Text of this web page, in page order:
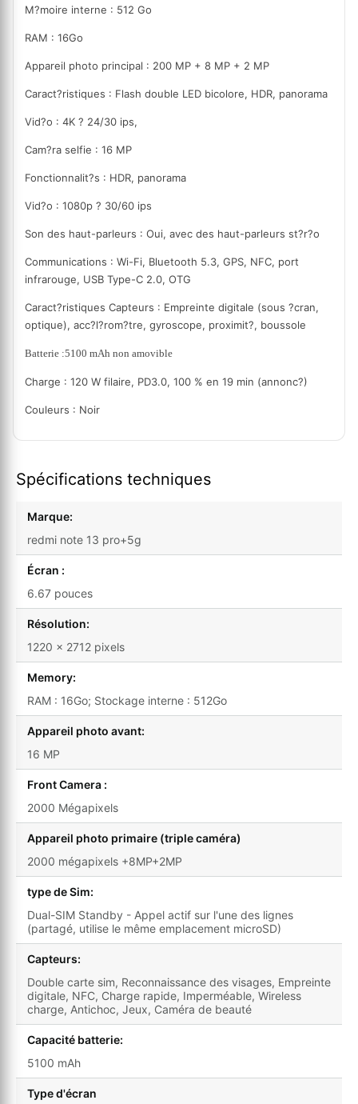
M?moire interne : 512 Go
RAM : 16Go
Appareil photo principal : 200 MP + 8 MP + 2 MP
Caract?ristiques : Flash double LED bicolore, HDR, panorama
Vid?o : 4K ? 24/30 ips,
Cam?ra selfie : 16 MP
Fonctionnalit?s : HDR, panorama
Vid?o : 1080p ? 30/60 ips
Son des haut-parleurs : Oui, avec des haut-parleurs st?r?o
Communications : Wi-Fi, Bluetooth 5.3, GPS, NFC, port
infrarouge, USB Type-C 2.0, OTG
Caract?ristiques Capteurs : Empreinte digitale (sous ?cran,
optique), acc?l?rom?tre, gyroscope, proximit?, boussole
Batterie :5100 mAh non amovible
Charge : 120 W filaire, PD3.0, 100 % en 19 min (annonc?)
Couleurs : Noir
Spécifications techniques
Marque:
redmi note 13 pro+5g
Écran :
6.67 pouces
Résolution:
1220 x 2712 pixels
Memory:
RAM : 16Go; Stockage interne : 512Go
Appareil photo avant:
16 MP
Front Camera :
2000 Mégapixels
Appareil photo primaire (triple caméra)
2000 mégapixels +8MP+2MP
type de Sim:
Dual-SIM Standby - Appel actif sur l'une des lignes
(partagé, utilise le même emplacement microSD)
Capteurs:
Double carte sim, Reconnaissance des visages, Empreinte
digitale, NFC, Charge rapide, Imperméable, Wireless
charge, Antichoc, Jeux, Caméra de beauté
Capacité batterie:
5100 mAh
Type d'écran